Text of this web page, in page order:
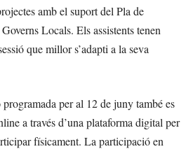
amb el suport del Pla de
Locals. Els assistents tenen
que millor s’adapti a la seva
per al 12 de juny també es
a través d’una plataforma digital per
físicament. La participació en